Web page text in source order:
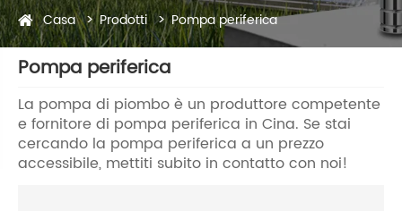
Casa Prodotti Pompa periferica
Pompa periferica
La pompa di piombo è un produttore competente
e fornitore di pompa periferica in Cina. Se stai
cercando la pompa periferica a un prezzo
accessibile, mettiti subito in contatto con noi!